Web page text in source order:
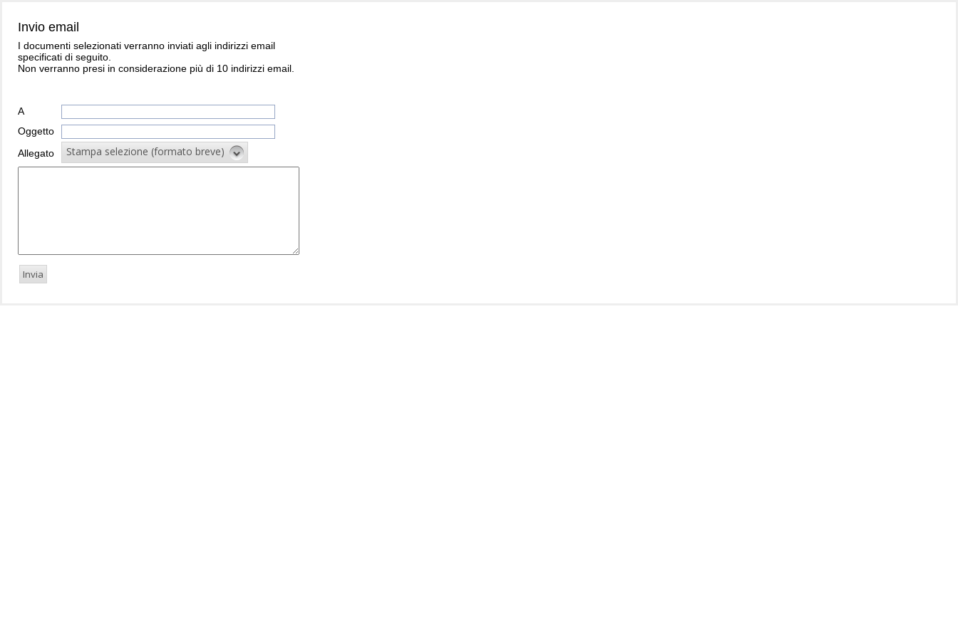
Invio email
I documenti selezionati verranno inviati agli indirizzi email
specificati di seguito.
Non verranno presi in considerazione più di 10 indirizzi email.
A
Oggetto
Allegato
Stampa selezione (formato breve)